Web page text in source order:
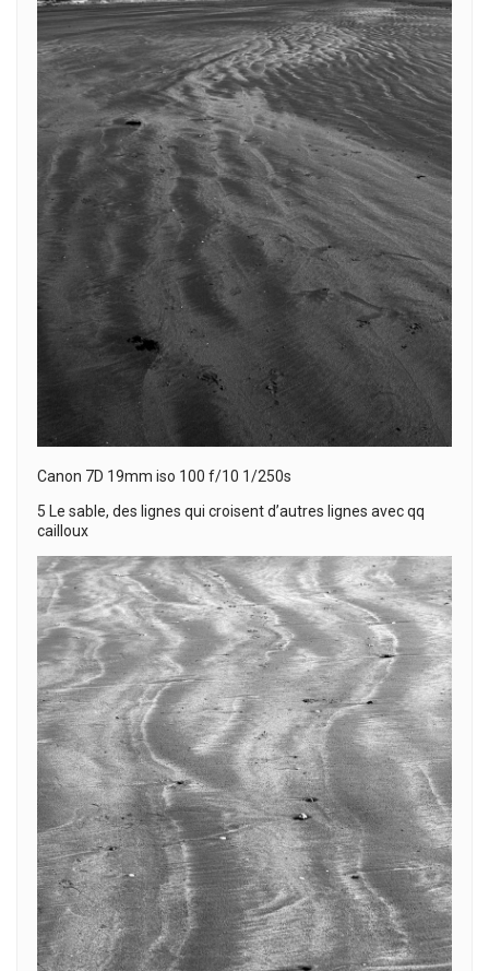
Canon 7D 19mm iso 100 f/10 1/250s
5 Le sable, des lignes qui croisent d’autres lignes avec qq
cailloux